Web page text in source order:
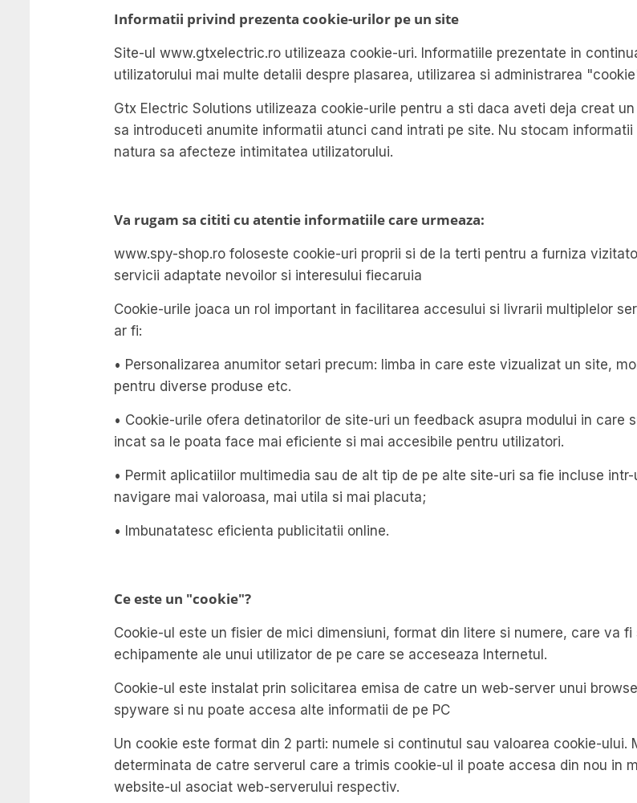
Informatii privind prezenta cookie-urilor pe un site
Site-ul www.gtxelectric.ro utilizeaza cookie-uri. Informatiile prezentate in
utilizatorului mai multe detalii despre plasarea, utilizarea si administrarea
Gtx Electric Solutions utilizeaza cookie-urile pentru a sti daca aveti deja creat
sa introduceti anumite informatii atunci cand intrati pe site. Nu stocam
natura sa afecteze intimitatea utilizatorului.
Va rugam sa cititi cu atentie informatiile care urmeaza:
www.spy-shop.ro foloseste cookie-uri proprii si de la terti pentru a furniza
servicii adaptate nevoilor si interesului fiecaruia
Cookie-urile joaca un rol important in facilitarea accesului si livrarii multiplelor
ar fi:
• Personalizarea anumitor setari precum: limba in care este vizualizat un site,
pentru diverse produse etc.
• Cookie-urile ofera detinatorilor de site-uri un feedback asupra modului in care
incat sa le poata face mai eficiente si mai accesibile pentru utilizatori.
• Permit aplicatiilor multimedia sau de alt tip de pe alte site-uri sa fie incluse
navigare mai valoroasa, mai utila si mai placuta;
• Imbunatatesc eficienta publicitatii online.
Ce este un "cookie"?
Cookie-ul este un fisier de mici dimensiuni, format din litere si numere, care va
echipamente ale unui utilizator de pe care se acceseaza Internetul.
Cookie-ul este instalat prin solicitarea emisa de catre un web-server unui
spyware si nu poate accesa alte informatii de pe PC
Un cookie este format din 2 parti: numele si continutul sau valoarea cookie-
determinata de catre serverul care a trimis cookie-ul il poate accesa din nou in
website-ul asociat web-serverului respectiv.